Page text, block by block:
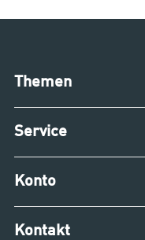
Themen
Service
Konto
Kontakt